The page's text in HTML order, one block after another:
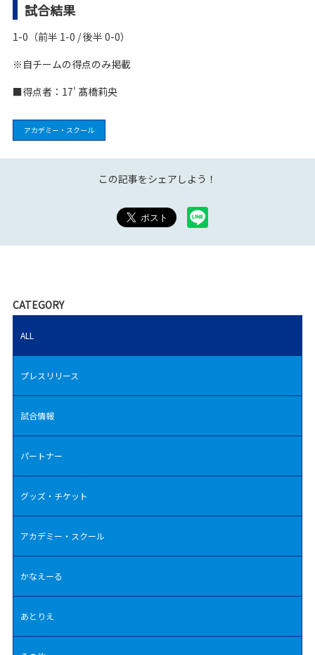
試合結果
1-0（前半 1-0 / 後半 0-0）
※自チームの得点のみ掲載
■得点者： 17' 髙橋莉央
アカデミー・スクール
この記事をシェアしよう！
CATEGORY
ALL
プレスリリース
試合情報
パートナー
グッズ・チケット
アカデミー・スクール
かなえーる
あとりえ